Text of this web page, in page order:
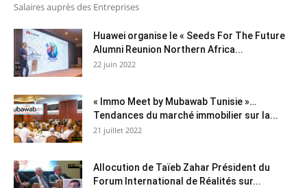
Salaires auprès des Entreprises
Huawei organise le « Seeds For The Future
Alumni Reunion Northern Africa...
22 juin 2022
« Immo Meet by Mubawab Tunisie »…
Tendances du marché immobilier sur la...
21 juillet 2022
Allocution de Taïeb Zahar Président du
Forum International de Réalités sur...